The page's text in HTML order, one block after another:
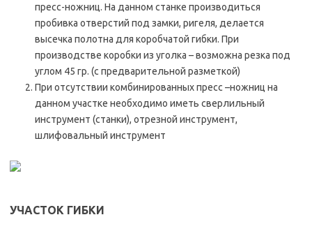
пресс-ножниц. На данном станке производиться
пробивка отверстий под замки, ригеля, делается
высечка полотна для коробчатой гибки. При
производстве коробки из уголка – возможна резка под
углом 45 гр. (с предварительной разметкой)
При отсутствии комбинированных пресс –ножниц на
данном участке необходимо иметь сверлильный
инструмент (станки), отрезной инструмент,
шлифовальный инструмент
УЧАСТОК ГИБКИ